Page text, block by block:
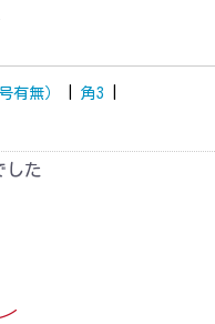
有無） 角3
した